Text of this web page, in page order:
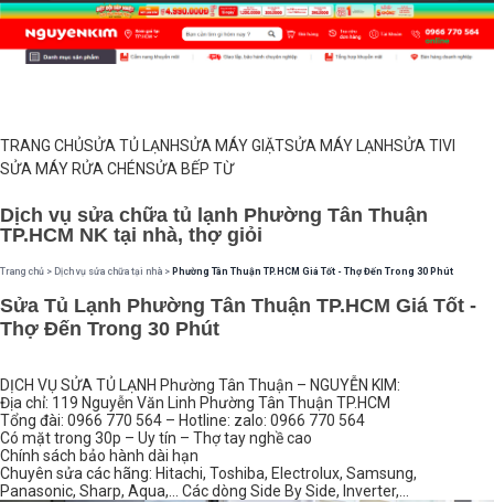
TRANG CHỦSỬA TỦ LẠNHSỬA MÁY GIẶTSỬA MÁY LẠNHSỬA TIVI
SỬA MÁY RỬA CHÉNSỬA BẾP TỪ
Dịch vụ sửa chữa tủ lạnh Phường Tân Thuận
TP.HCM NK tại nhà, thợ giỏi
Trang chủ > Dịch vụ sửa chữa tại nhà > Phường Tân Thuận TP.HCM Giá Tốt - Thợ Đến Trong 30 Phút
Sửa Tủ Lạnh Phường Tân Thuận TP.HCM Giá Tốt -
Thợ Đến Trong 30 Phút
DỊCH VỤ SỬA TỦ LẠNH Phường Tân Thuận – NGUYỄN KIM:
Địa chỉ: 119 Nguyễn Văn Linh Phường Tân Thuận TP.HCM
Tổng đài: 0966 770 564 – Hotline: zalo: 0966 770 564
Có mặt trong 30p – Uy tín – Thợ tay nghề cao
Chính sách bảo hành dài hạn
Chuyên sửa các hãng: Hitachi, Toshiba, Electrolux, Samsung,
Panasonic, Sharp, Aqua,… Các dòng Side By Side, Inverter,…